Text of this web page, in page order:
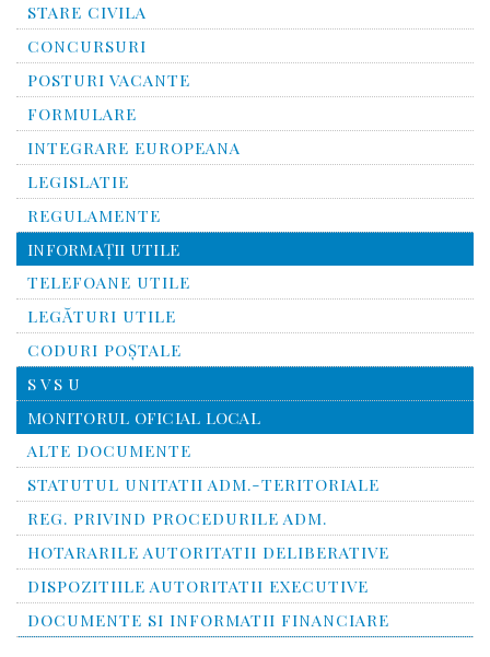
STARE CIVILA
CONCURSURI
POSTURI VACANTE
FORMULARE
INTEGRARE EUROPEANA
LEGISLATIE
REGULAMENTE
INFORMAŢII UTILE
TELEFOANE UTILE
LEGĂTURI UTILE
CODURI POŞTALE
S V S U
MONITORUL OFICIAL LOCAL
ALTE DOCUMENTE
STATUTUL UNITATII ADM.-TERITORIALE
REG. PRIVIND PROCEDURILE ADM.
HOTARARILE AUTORITATII DELIBERATIVE
DISPOZITIILE AUTORITATII EXECUTIVE
DOCUMENTE SI INFORMATII FINANCIARE